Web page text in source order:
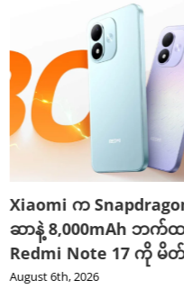
Xiaomi က
ဆာနဲ့ 8,000mAh ဘက်
Redmi Note 17 ကို
August 6th, 2026